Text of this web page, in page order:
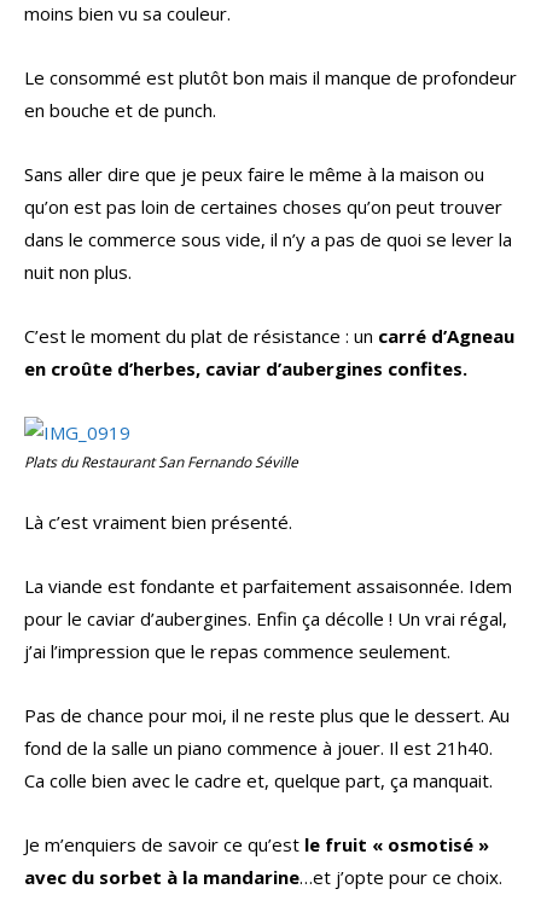
moins bien vu sa couleur.
Le consommé est plutôt bon mais il manque de profondeur
en bouche et de punch.
Sans aller dire que je peux faire le même à la maison ou
qu’on est pas loin de certaines choses qu’on peut trouver
dans le commerce sous vide, il n’y a pas de quoi se lever la
nuit non plus.
C’est le moment du plat de résistance : un carré d’Agneau
en croûte d’herbes, caviar d’aubergines confites.
Plats du Restaurant San Fernando Séville
Là c’est vraiment bien présenté.
La viande est fondante et parfaitement assaisonnée. Idem
pour le caviar d’aubergines. Enfin ça décolle ! Un vrai régal,
j’ai l’impression que le repas commence seulement.
Pas de chance pour moi, il ne reste plus que le dessert. Au
fond de la salle un piano commence à jouer. Il est 21h40.
Ca colle bien avec le cadre et, quelque part, ça manquait.
Je m’enquiers de savoir ce qu’est le fruit « osmotisé »
avec du sorbet à la mandarine…et j’opte pour ce choix.